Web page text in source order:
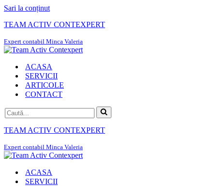
Sari la conținut
TEAM ACTIV CONTEXPERT
Expert contabil Minca Valeria
ACASA
SERVICII
ARTICOLE
CONTACT
Caută...
TEAM ACTIV CONTEXPERT
Expert contabil Minca Valeria
ACASA
SERVICII